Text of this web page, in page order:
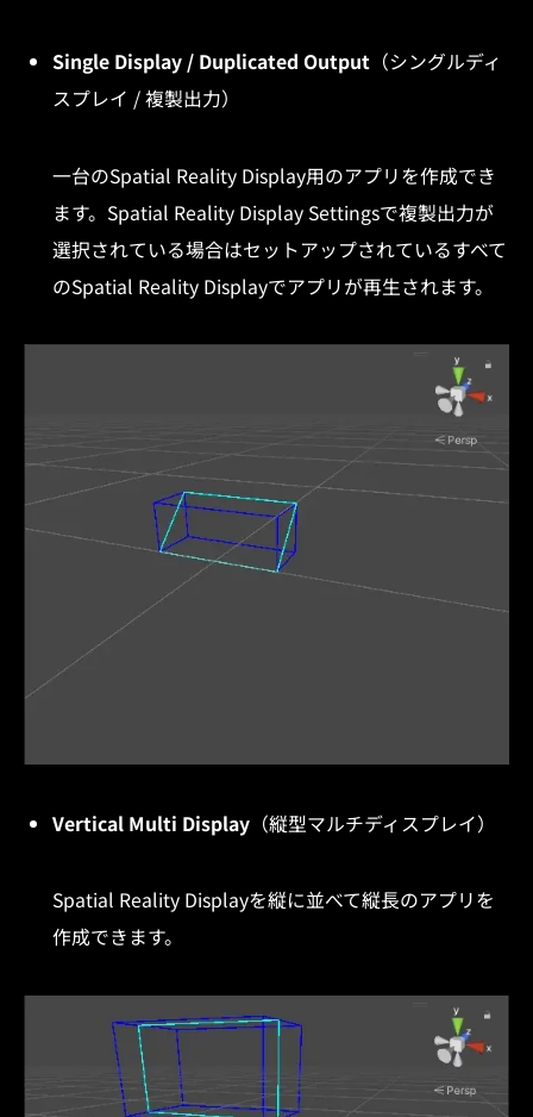
Single Display / Duplicated Output （シングルディ
スプレイ / 複製出力）
一台のSpatial Reality Display用のアプリを作成でき
ます。Spatial Reality Display Settingsで複製出力が
選択されている場合はセットアップされているすべて
のSpatial Reality Displayでアプリが再生されます。
Vertical Multi Display （縦型マルチディスプレイ）
Spatial Reality Displayを縦に並べて縦長のアプリを
作成できます。